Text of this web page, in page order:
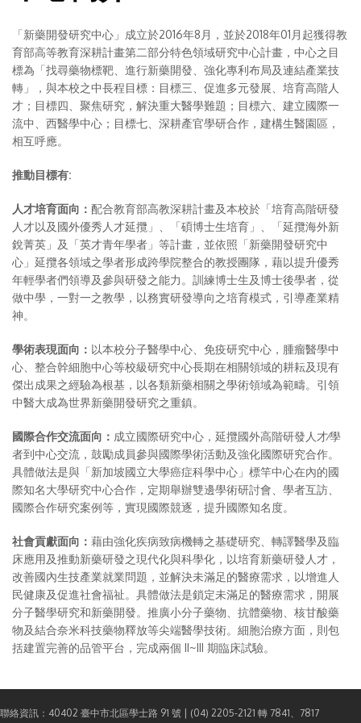
「新藥開發研究中心」成立於2016年8月，並於2018年01月起獲得教
育部高等教育深耕計畫第二部分特色領域研究中心計畫，中心之目
標為「找尋藥物標靶、進行新藥開發、強化專利布局及連結產業技
轉」，與本校之中長程目標：目標三、促進多元發展、培育高階人
才；目標四、聚焦研究，解決重大醫學難題；目標六、建立國際一
流中、西醫學中心；目標七、深耕產官學研合作，建構生醫園區，
相互呼應。
推動目標有:
人才培育面向： 配合教育部高教深耕計畫及本校於「培育高階研發
人才以及國外優秀人才延攬」、「碩博士生培育」、「延攬海外新
銳菁英」及「英才青年學者」等計畫，並依照「新藥開發研究中
心」延攬各領域之學者形成跨學院整合的教授團隊，藉以提升優秀
年輕學者們領導及參與研發之能力。訓練博士生及博士後學者，從
做中學，一對一之教學，以務實研發導向之培育模式，引導產業精
神。
學術表現面向： 以本校分子醫學中心、免疫研究中心，腫瘤醫學中
心、整合幹細胞中心等校級研究中心長期在相關領域的耕耘及現有
傑出成果之經驗為根基，以各類新藥相關之學術領域為範疇。引領
中醫大成為世界新藥開發研究之重鎮。
國際合作交流面向： 成立國際研究中心，延攬國外高階研發人才∕學
者到中心交流，鼓勵成員參與國際學術活動及強化國際研究合作。
具體做法是與「新加坡國立大學癌症科學中心」標竿中心在內的國
際知名大學研究中心合作，定期舉辦雙邊學術研討會、學者互訪、
國際合作研究案例等，實現國際競逐，提升國際知名度。
社會貢獻面向： 藉由強化疾病致病機轉之基礎研究、轉譯醫學及臨
床應用及推動新藥研發之現代化與科學化，以培育新藥研發人才，
改善國內生技產業就業問題，並解決未滿足的醫療需求，以增進人
民健康及促進社會福祉。具體做法是鎖定未滿足的醫療需求，開展
分子醫學研究和新藥開發。推廣小分子藥物、抗體藥物、核甘酸藥
物及結合奈米科技藥物釋放等尖端醫學技術。細胞治療方面，則包
括建置完善的品管平台，完成兩個 II~III 期臨床試驗。
聯絡資訊：40402 臺中市北區學士路 91 號 | (04) 2205-2121 轉 7841、7817